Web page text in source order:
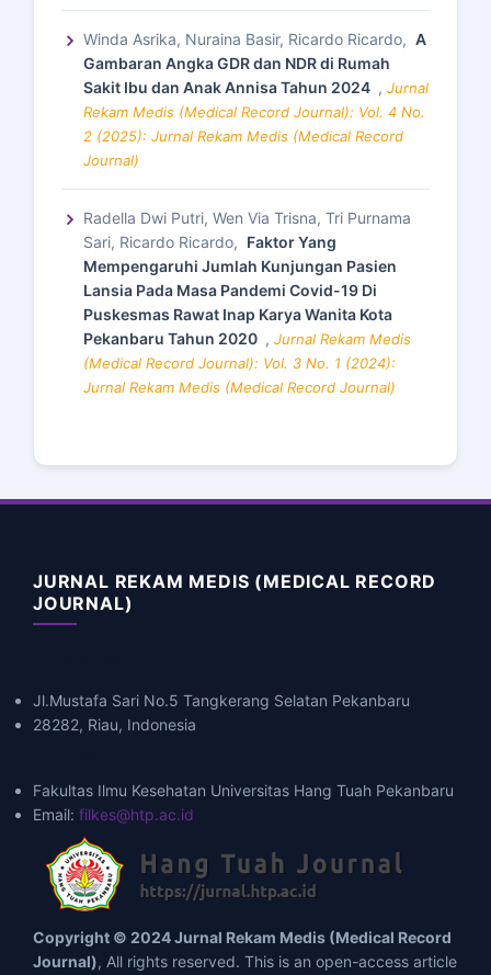
Winda Asrika, Nuraina Basir, Ricardo Ricardo, A
Gambaran Angka GDR dan NDR di Rumah
Sakit Ibu dan Anak Annisa Tahun 2024 , Jurnal
Rekam Medis (Medical Record Journal): Vol. 4 No.
2 (2025): Jurnal Rekam Medis (Medical Record
Journal)
Radella Dwi Putri, Wen Via Trisna, Tri Purnama
Sari, Ricardo Ricardo, Faktor Yang
Mempengaruhi Jumlah Kunjungan Pasien
Lansia Pada Masa Pandemi Covid-19 Di
Puskesmas Rawat Inap Karya Wanita Kota
Pekanbaru Tahun 2020 , Jurnal Rekam Medis
(Medical Record Journal): Vol. 3 No. 1 (2024):
Jurnal Rekam Medis (Medical Record Journal)
JURNAL REKAM MEDIS (MEDICAL RECORD
JOURNAL)
Jl.Mustafa Sari No.5 Tangkerang Selatan Pekanbaru
28282, Riau, Indonesia
Fakultas Ilmu Kesehatan Universitas Hang Tuah Pekanbaru
Email: filkes@htp.ac.id
Copyright © 2024 Jurnal Rekam Medis (Medical Record
Journal), All rights reserved. This is an open-access article